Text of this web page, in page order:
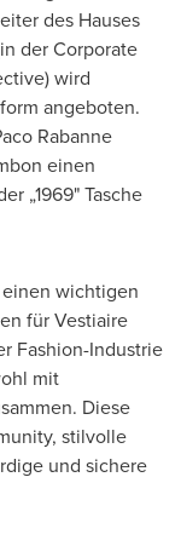
des Hauses
der Corporate
wird
angeboten.
Rabanne
einen
„1969" Tasche
wichtigen
für Vestiaire
Fashion-Industrie
mit
Diese
stilvolle
und sichere